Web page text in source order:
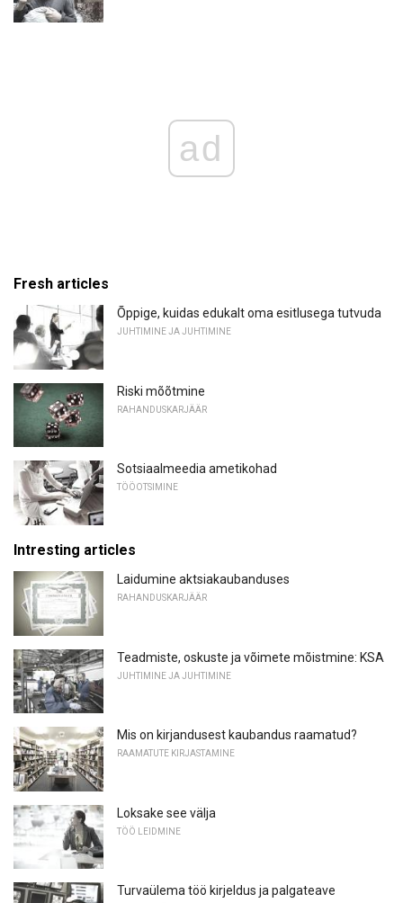
ad
Fresh articles
Õppige, kuidas edukalt oma esitlusega tutvuda
JUHTIMINE JA JUHTIMINE
Riski mõõtmine
RAHANDUSKARJÄÄR
Sotsiaalmeedia ametikohad
TÖÖOTSIMINE
Intresting articles
Laidumine aktsiakaubanduses
RAHANDUSKARJÄÄR
Teadmiste, oskuste ja võimete mõistmine: KSA
JUHTIMINE JA JUHTIMINE
Mis on kirjandusest kaubandus raamatud?
RAAMATUTE KIRJASTAMINE
Loksake see välja
TÖÖ LEIDMINE
Turvaülema töö kirjeldus ja palgateave